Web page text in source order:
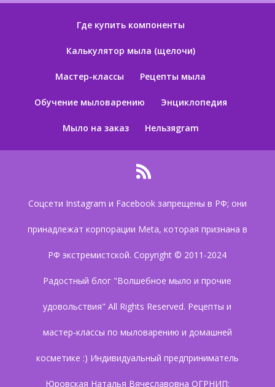
Где купить компоненты
Калькулятор мыла (щелочи)
Мастер-классы Рецепты мыла
Обучение мыловарению Энциклопедия
Мыло на заказ Нельзяgram
Соцсети Instagram и Facebook запрещены в РФ; они
принадлежат корпорации Meta, которая признана в
РФ экстремистской. Copyright © 2011-2024
Радостный блог "Волшебное мыло и прочие
удовольствия" All Rights Reserved. Рецепты и
мастер-классы по мыловарению и домашней
косметике :) Индивидуальный предприниматель
Юровская Наталья Вячеславовна ОГРНИП: